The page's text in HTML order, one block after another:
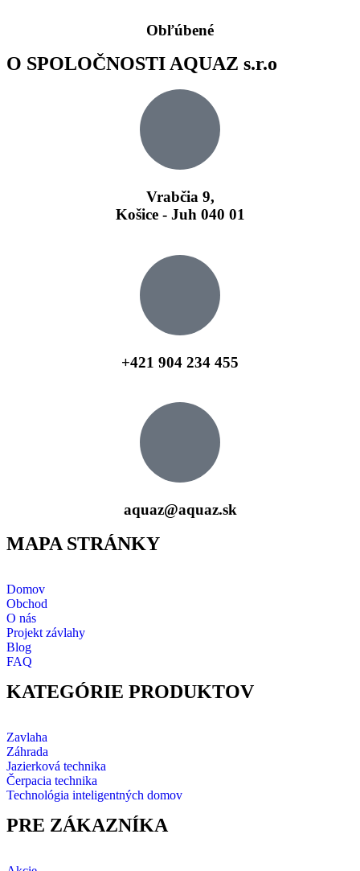
Obľúbené
O SPOLOČNOSTI AQUAZ s.r.o
Vrabčia 9,
Košice - Juh 040 01
+421 904 234 455
aquaz@aquaz.sk
MAPA STRÁNKY
Domov
Obchod
O nás
Projekt závlahy
Blog
FAQ
KATEGÓRIE PRODUKTOV
Zavlaha
Záhrada
Jazierková technika
Čerpacia technika
Technológia inteligentných domov
PRE ZÁKAZNÍKA